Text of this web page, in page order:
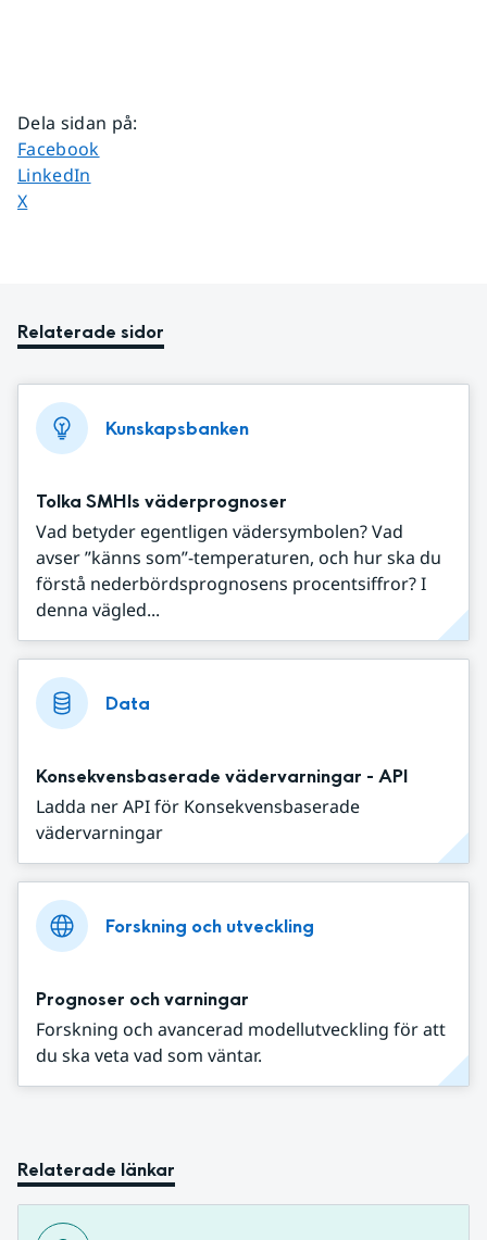
Dela sidan på:
Dela sidan på
Facebook
Dela sidan på
LinkedIn
Dela sidan på
X
Relaterade sidor
Kunskapsbanken
Tolka SMHIs väderprognoser
Vad betyder egentligen vädersymbolen? Vad
avser ”känns som”-temperaturen, och hur ska du
förstå nederbördsprognosens procentsiffror? I
denna vägled...
Data
Konsekvensbaserade vädervarningar - API
Ladda ner API för Konsekvensbaserade
vädervarningar
Forskning och utveckling
Prognoser och varningar
Forskning och avancerad modellutveckling för att
du ska veta vad som väntar.
Relaterade länkar